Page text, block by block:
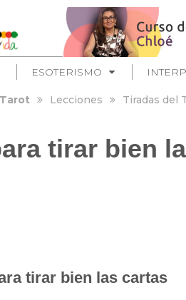
ESOTERISMO
Lecciones Tiradas del
tirar bien
tirar bien las cartas